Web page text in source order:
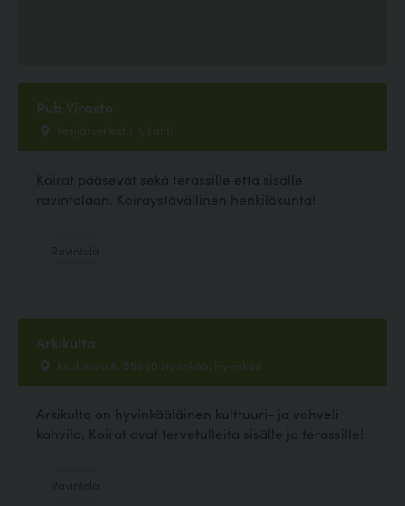
Pub Virasto
Vesijärvenkatu 11, Lahti
Koirat pääsevät sekä terassille että sisälle
ravintolaan. Koiraystävällinen henkilökunta!
Arkikulta
Koulukatu 8, 05800 Hyvinkää, Hyvinkää
Arkikulta on hyvinkääläinen kulttuuri- ja vohveli
kahvila. Koirat ovat tervetulleita sisälle ja terassille!